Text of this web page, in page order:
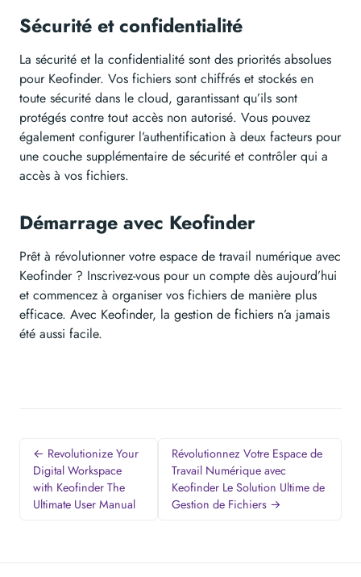
Sécurité et confidentialité
La sécurité et la confidentialité sont des priorités absolues
pour Keofinder. Vos fichiers sont chiffrés et stockés en
toute sécurité dans le cloud, garantissant qu’ils sont
protégés contre tout accès non autorisé. Vous pouvez
également configurer l’authentification à deux facteurs pour
une couche supplémentaire de sécurité et contrôler qui a
accès à vos fichiers.
Démarrage avec Keofinder
Prêt à révolutionner votre espace de travail numérique avec
Keofinder ? Inscrivez-vous pour un compte dès aujourd’hui
et commencez à organiser vos fichiers de manière plus
efficace. Avec Keofinder, la gestion de fichiers n’a jamais
été aussi facile.
← Revolutionize Your
Digital Workspace
with Keofinder The
Ultimate User Manual
Révolutionnez Votre Espace de
Travail Numérique avec
Keofinder Le Solution Ultime de
Gestion de Fichiers →